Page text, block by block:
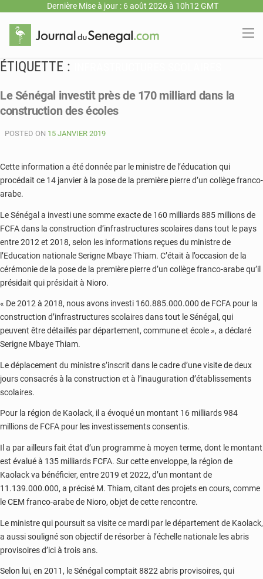
Dernière Mise à jour : 6 août 2026 à 10h12 GMT
ÉTIQUETTE :
Le Sénégal investit près de 170 milliard dans la
construction des écoles
POSTED ON 15 JANVIER 2019
Cette information a été donnée par le ministre de l’éducation qui
procédait ce 14 janvier à la pose de la première pierre d’un collège franco-
arabe.
Le Sénégal a investi une somme exacte de 160 milliards 885 millions de
FCFA dans la construction d’infrastructures scolaires dans tout le pays
entre 2012 et 2018, selon les informations reçues du ministre de
l’Education nationale Serigne Mbaye Thiam. C’était à l’occasion de la
cérémonie de la pose de la première pierre d’un collège franco-arabe qu’il
présidait qui présidait à Nioro.
« De 2012 à 2018, nous avons investi 160.885.000.000 de FCFA pour la
construction d’infrastructures scolaires dans tout le Sénégal, qui
peuvent être détaillés par département, commune et école », a déclaré
Serigne Mbaye Thiam.
Le déplacement du ministre s’inscrit dans le cadre d’une visite de deux
jours consacrés à la construction et à l’inauguration d’établissements
scolaires.
Pour la région de Kaolack, il a évoqué un montant 16 milliards 984
millions de FCFA pour les investissements consentis.
Il a par ailleurs fait état d’un programme à moyen terme, dont le montant
est évalué à 135 milliards FCFA. Sur cette enveloppe, la région de
Kaolack va bénéficier, entre 2019 et 2022, d’un montant de
11.139.000.000, a précisé M. Thiam, citant des projets en cours, comme
le CEM franco-arabe de Nioro, objet de cette rencontre.
Le ministre qui poursuit sa visite ce mardi par le département de Kaolack,
a aussi souligné son objectif de résorber à l’échelle nationale les abris
provisoires d’ici à trois ans.
Selon lui, en 2011, le Sénégal comptait 8822 abris provisoires, qui